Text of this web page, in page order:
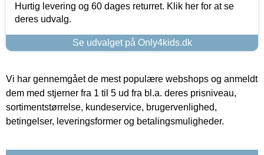
Hurtig levering og 60 dages returret. Klik her for at se
deres udvalg.
Se udvalget på Only4kids.dk
Vi har gennemgået de mest populære webshops og anmeldt
dem med stjerner fra 1 til 5 ud fra bl.a. deres prisniveau,
sortimentstørrelse, kundeservice, brugervenlighed,
betingelser, leveringsformer og betalingsmuligheder.